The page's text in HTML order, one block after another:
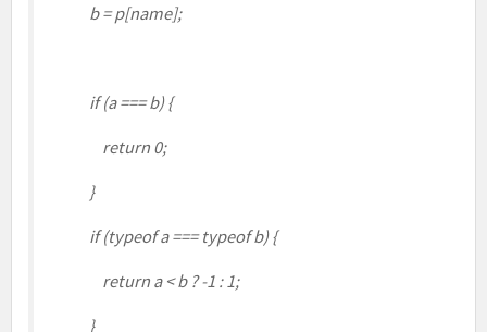
b = p[name];
if (a === b) {
return 0;
}
if (typeof a === typeof b) {
return a < b ? -1 : 1;
}